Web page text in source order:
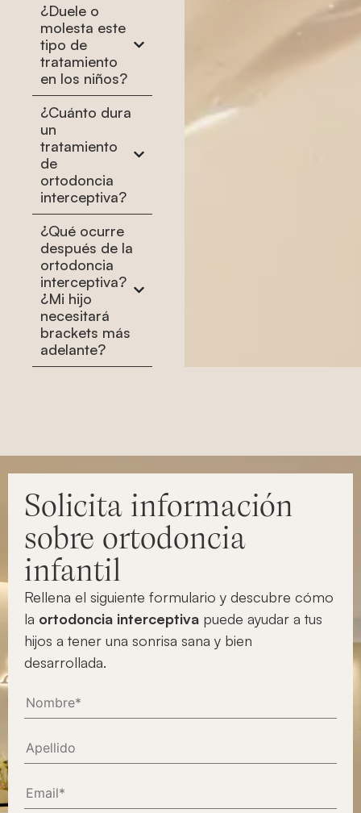
¿Duele o
molesta este
tipo de
tratamiento
en los niños?
¿Cuánto dura
un
tratamiento
de
ortodoncia
interceptiva?
¿Qué ocurre
después de la
ortodoncia
interceptiva?
¿Mi hijo
necesitará
brackets más
adelante?
Solicita información
sobre ortodoncia
infantil
Rellena el siguiente formulario y descubre cómo
la ortodoncia interceptiva puede ayudar a tus
hijos a tener una sonrisa sana y bien
desarrollada.